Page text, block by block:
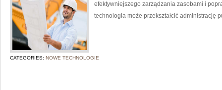
efektywniejszego zarządzania zasobami i
technologia może przekształcić administrację
CATEGORIES: NOWE TECHNOLOGIE